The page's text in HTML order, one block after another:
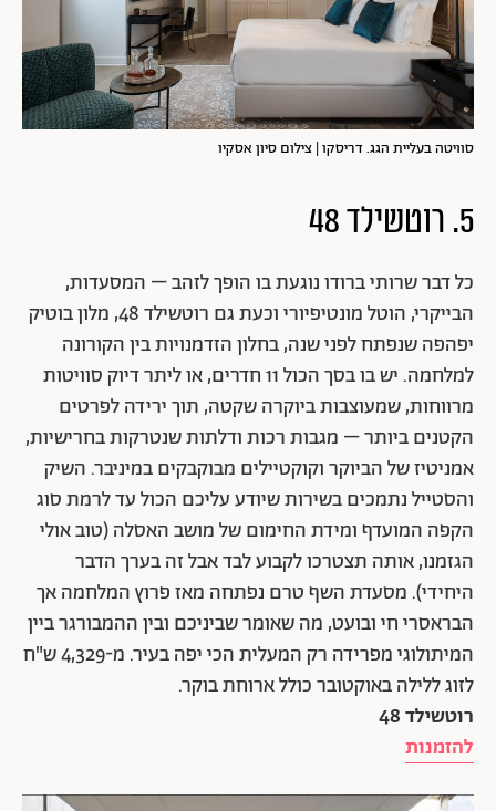
סוויטה בעליית הגג. דריסקו | צילום סיון אסקיו
5. רוטשילד 48
כל דבר שרותי ברודו נוגעת בו הופך לזהב – המסעדות,
הבייקרי, הוטל מונטיפיורי וכעת גם רוטשילד 48, מלון בוטיק
יפהפה שנפתח לפני שנה, בחלון הזדמנויות בין הקורונה
למלחמה. יש בו בסך הכול 11 חדרים, או ליתר דיוק סוויטות
מרווחות, שמעוצבות ביוקרה שקטה, תוך ירידה לפרטים
הקטנים ביותר – מגבות רכות ודלתות שנטרקות בחרישיות,
אמניטיז של הביוקר וקוקטיילים מבוקבקים במיניבר. השיק
והסטייל נתמכים בשירות שיודע עליכם הכול עד לרמת סוג
הקפה המועדף ומידת החימום של מושב האסלה (טוב אולי
הגזמנו, אותה תצטרכו לקבוע לבד אבל זה בערך הדבר
היחידי). מסעדת השף טרם נפתחה מאז פרוץ המלחמה אך
הבראסרי חי ובועט, מה שאומר שביניכם ובין ההמבורגר ביין
המיתולוגי מפרידה רק המעלית הכי יפה בעיר. מ-4,329 ש"ח
לזוג ללילה באוקטובר כולל ארוחת בוקר.
רוטשילד 48
להזמנות